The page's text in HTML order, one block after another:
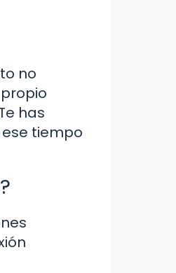
no
has
tiempo